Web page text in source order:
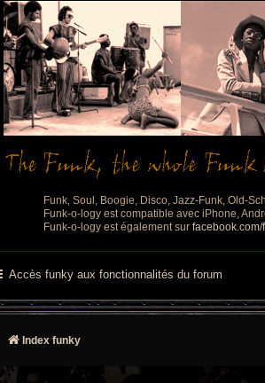
Funk, Soul, Boogie, Disco, Jazz-Funk, Old-
Funk-o-logy est compatible avec iPhone,
Funk-o-logy est également sur
Accès funky aux fonctionnalités du forum
Index funky